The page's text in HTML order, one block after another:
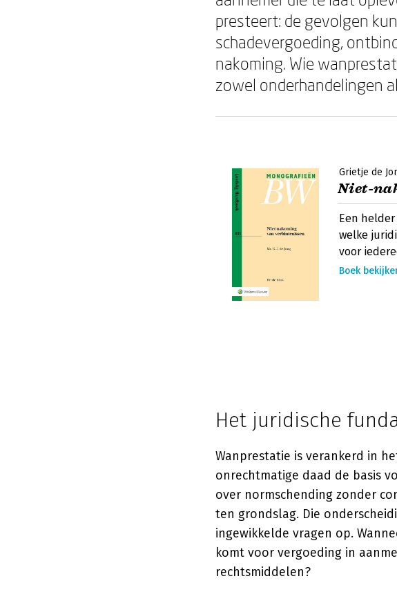
presteert: de gevolgen
schadevergoeding,
nakoming. Wie
zowel onderhandelingen
Grietje de
Niet-
Een
welke
voor
Boek
Het juridische
Wanprestatie is verankerd in
onrechtmatige daad de basis
over normschending zonder
ten grondslag. Die
ingewikkelde vragen op.
komt voor vergoeding in
rechtsmiddelen?